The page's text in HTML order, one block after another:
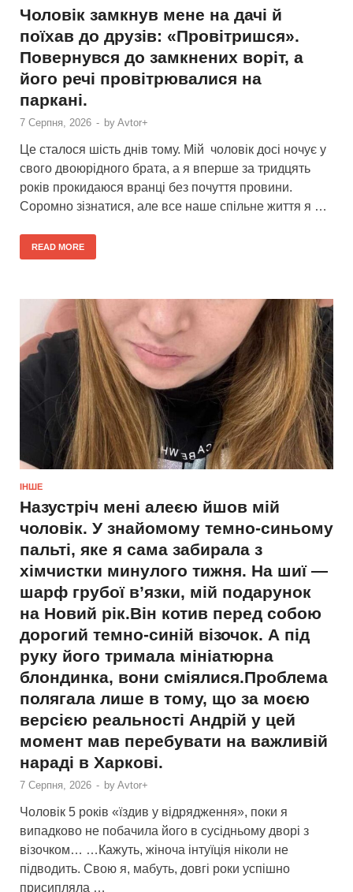
Чоловік замкнув мене на дачі й
поїхав до друзів: «Провітришся».
Повернувся до замкнених воріт, а
його речі провітрювалися на
паркані.
7 Серпня, 2026 - by Avtor+
Це сталося шість днів тому. Мій чоловік досі ночує у
свого двоюрідного брата, а я вперше за тридцять
років прокидаюся вранці без почуття провини.
Соромно зізнатися, але все наше спільне життя я …
READ MORE
ІНШЕ
Назустріч мені алеєю йшов мій
чоловік. У знайомому темно-синьому
пальті, яке я сама забирала з
хімчистки минулого тижня. На шиї —
шарф грубої в’язки, мій подарунок
на Новий рік.Він котив перед собою
дорогий темно-синій візочок. А під
руку його тримала мініатюрна
блондинка, вони сміялися.Проблема
полягала лише в тому, що за моєю
версією реальності Андрій у цей
момент мав перебувати на важливій
нараді в Харкові.
7 Серпня, 2026 - by Avtor+
Чоловік 5 років «їздив у відрядження», поки я
випадково не побачила його в сусідньому дворі з
візочком… …Кажуть, жіноча інтуїція ніколи не
підводить. Свою я, мабуть, довгі роки успішно
присипляла …